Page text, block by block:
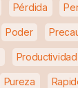
Pérdida
Poder
Productividad
Pureza